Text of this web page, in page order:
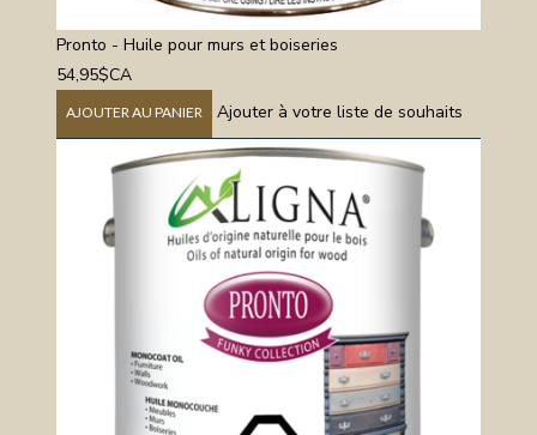
Pronto - Huile pour murs et boiseries
54,95$CA
AJOUTER AU PANIER Ajouter à votre liste de souhaits